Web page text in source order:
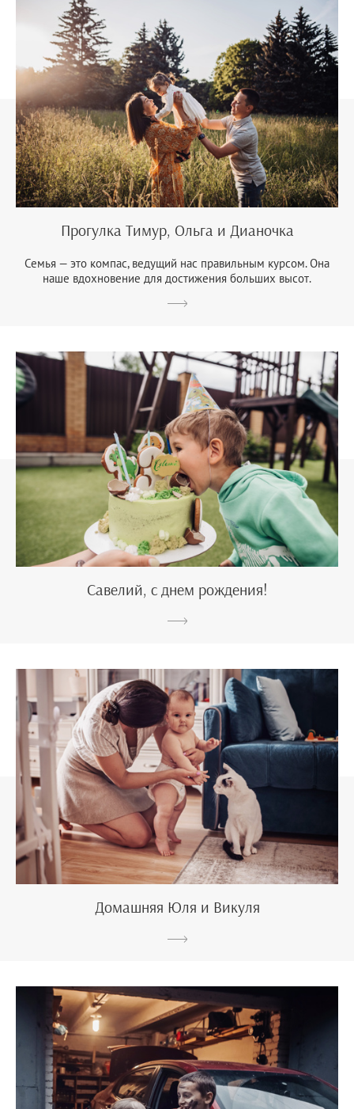
Прогулка Тимур, Ольга и Дианочка
Семья — это компас, ведущий нас правильным курсом. Она
наше вдохновение для достижения больших высот.
Савелий, с днем рождения!
Домашняя Юля и Викуля